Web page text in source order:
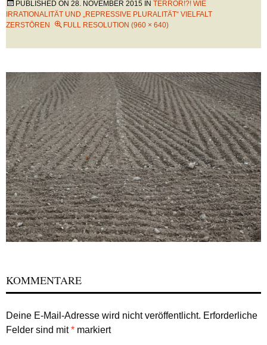
PUBLISHED ON 28. NOVEMBER 2015 IN TERROR!?! WIE
IRRATIONALITÄT UND „REPRESSIVE PLURALITÄT“ VIELFALT
ZERSTÖREN
FULL RESOLUTION (960 × 640)
KOMMENTARE
Deine E-Mail-Adresse wird nicht veröffentlicht. Erforderliche
Felder sind mit* markiert